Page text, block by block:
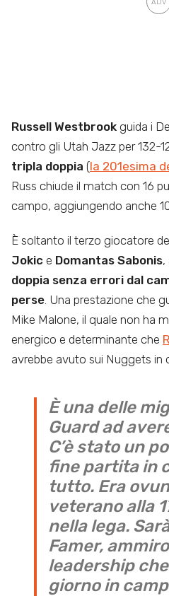
Russell Westbrook guida i
contro gli Utah Jazz per 132-
tripla doppia (la 201esima
Russ chiude il match con 16
campo, aggiungendo anche
È soltanto il terzo giocatore
Jokic e Domantas Sabonis,
doppia senza errori dal
perse . Una prestazione che
Mike Malone, il quale non ha
energico e determinante che
avrebbe avuto sui Nuggets in
È una delle
Guard ad
C’è stato un
fine partita in
tutto. Era
veterano alla
nella lega.
Famer,
leadership
giorno in